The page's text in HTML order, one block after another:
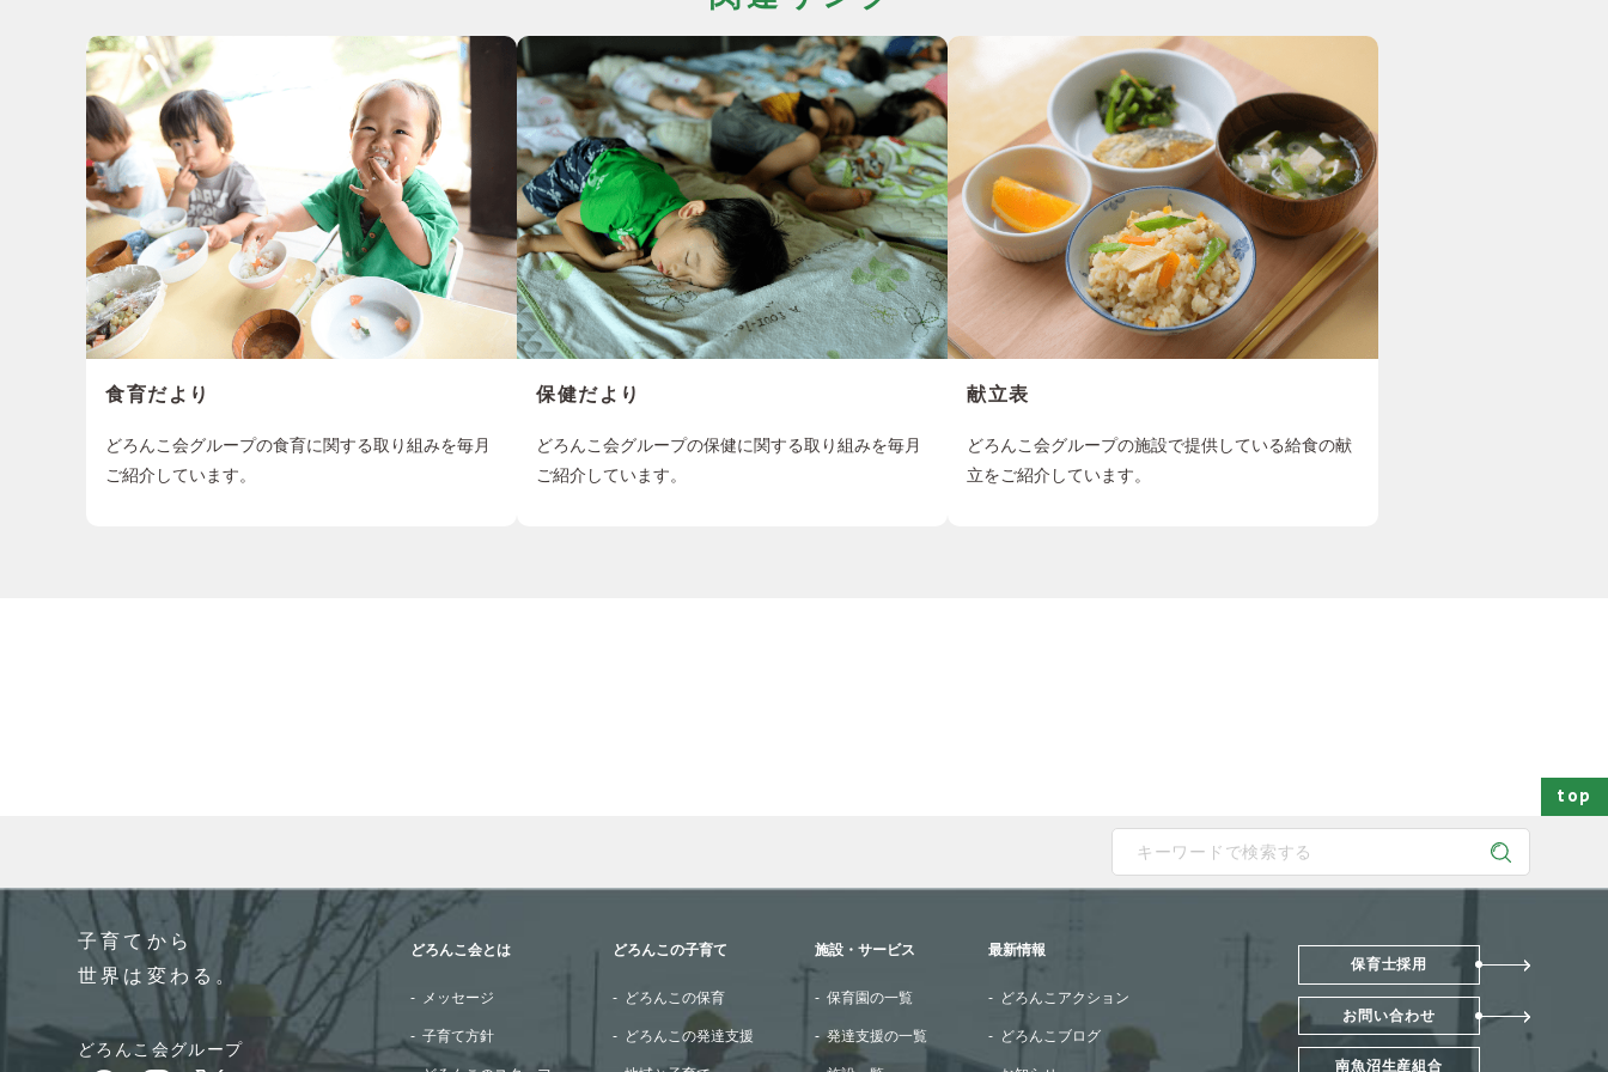
食育だより
どろんこ会グループの食育に関する取り組みを毎月
ご紹介しています。
保健だより
どろんこ会グループの保健に関する取り組みを毎月
ご紹介しています。
献立表
どろんこ会グループの施設で提供している給食の献
立をご紹介しています。
top
When autocomplete results are available use up and down arrows to review and enter to go to the desired page. Touch device users, explore by touch or with swipe gestures.
子育てから
世界は変わる。
どろんこ会グループ
どろんこ会とは
メッセージ
子育て方針
どろんこの子育て
どろんこの保育
どろんこの発達支援
施設・サービス
保育園の一覧
発達支援の一覧
最新情報
どろんこアクション
どろんこブログ
保育士採用
お問い合わせ
南魚沼生産組合